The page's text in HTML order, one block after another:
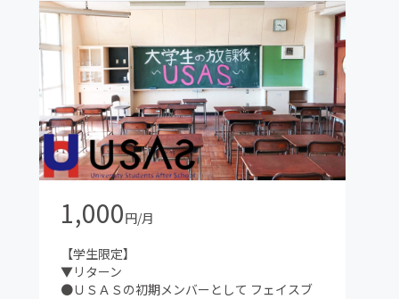
1,000円/月
【学生限定】
▼リターン
●ＵＳＡＳの初期メンバーとして フェイスブ